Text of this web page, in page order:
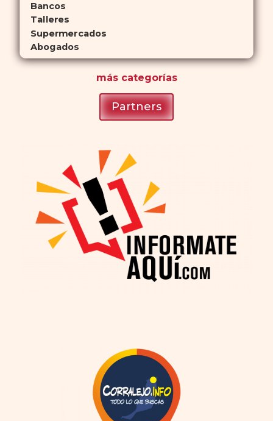
Bancos
Talleres
Supermercados
Abogados
máscategorías
Partners